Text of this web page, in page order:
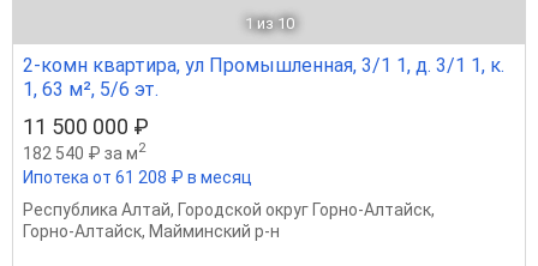
1 из 10
2-комн квартира, ул Промышленная, 3/1 1, д. 3/1 1, к.
1, 63 м², 5/6 эт.
11 500 000 ₽
182 540 ₽ за м2
Ипотека от 61 208 ₽ в месяц
Республика Алтай, Городской округ Горно-Алтайск,
Горно-Алтайск, Майминский р-н